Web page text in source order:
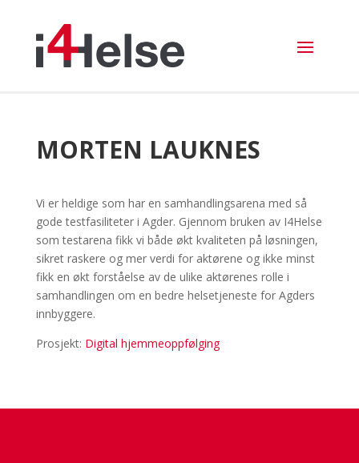
MORTEN LAUKNES
Vi er heldige som har en samhandlingsarena med så
gode testfasiliteter i Agder. Gjennom bruken av I4Helse
som testarena fikk vi både økt kvaliteten på løsningen,
sikret raskere og mer verdi for aktørene og ikke minst
fikk en økt forståelse av de ulike aktørenes rolle i
samhandlingen om en bedre helsetjeneste for Agders
innbyggere.
Prosjekt: Digital hjemmeoppfølging